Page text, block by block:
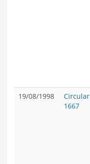
19/08/1998
Circular
1667